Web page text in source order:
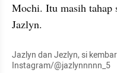
Mochi. Itu masih tahap
Jazlyn.
Jazlyn dan Jezlyn, si
Instagram/@jazlynnnnn_5